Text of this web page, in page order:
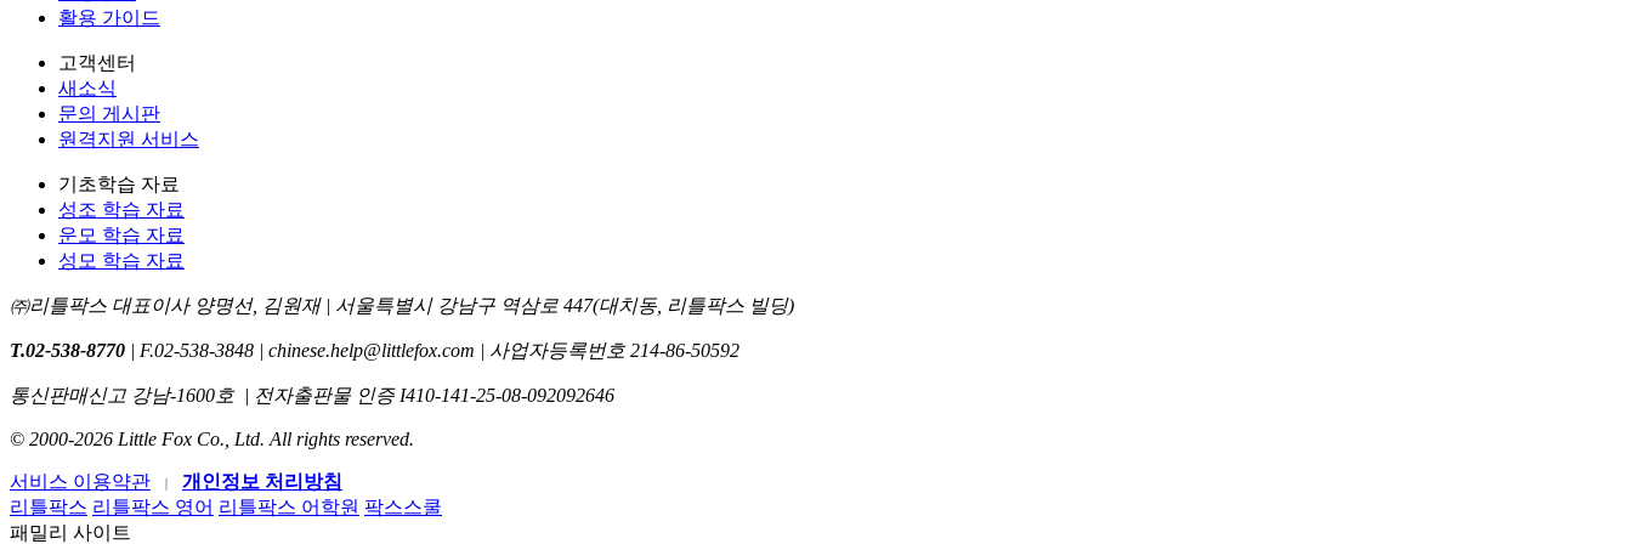
활용 가이드
고객센터
새소식
문의 게시판
원격지원 서비스
기초학습 자료
성조 학습 자료
운모 학습 자료
성모 학습 자료
㈜리틀팍스 대표이사 양명선, 김원재 | 서울특별시 강남구 역삼로 447(대치동, 리틀팍스 빌딩)
T.02-538-8770 | F.02-538-3848 | chinese.help@littlefox.com | 사업자등록번호 214-86-50592
통신판매신고 강남-1600호 | 전자출판물 인증 I410-141-25-08-092092646
© 2000-2026 Little Fox Co., Ltd. All rights reserved.
서비스 이용약관
개인정보 처리방침
리틀팍스 리틀팍스 영어 리틀팍스 어학원 팍스스쿨
패밀리 사이트